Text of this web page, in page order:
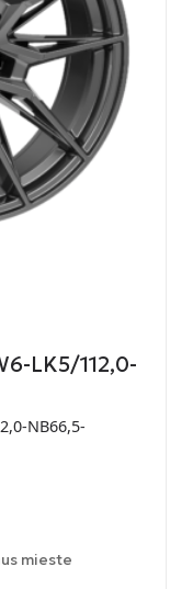
LK5/112,0-
NB66,5-
mieste